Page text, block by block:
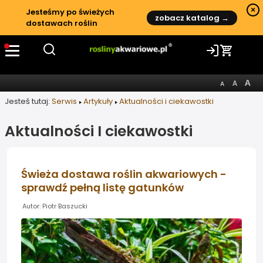
Jesteśmy po świeżych
dostawach roślin
zobacz katalog →
×
Jesteś tutaj: Serwis Artykuły Aktualności i ciekawostki
Aktualności I ciekawostki
Świeża dostawa roślin akwariowych -
sprawdź pełną listę gatunków
Autor: Piotr Baszucki